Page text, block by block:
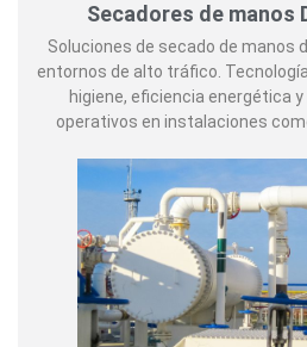
Secadores de manos
Soluciones de secado de manos
entornos de alto tráfico.
higiene, eficiencia energética
operativos en instalaciones